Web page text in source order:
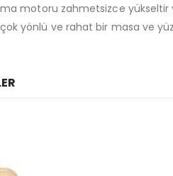
motoru zahmetsizce
yönlü ve rahat bir masa ve